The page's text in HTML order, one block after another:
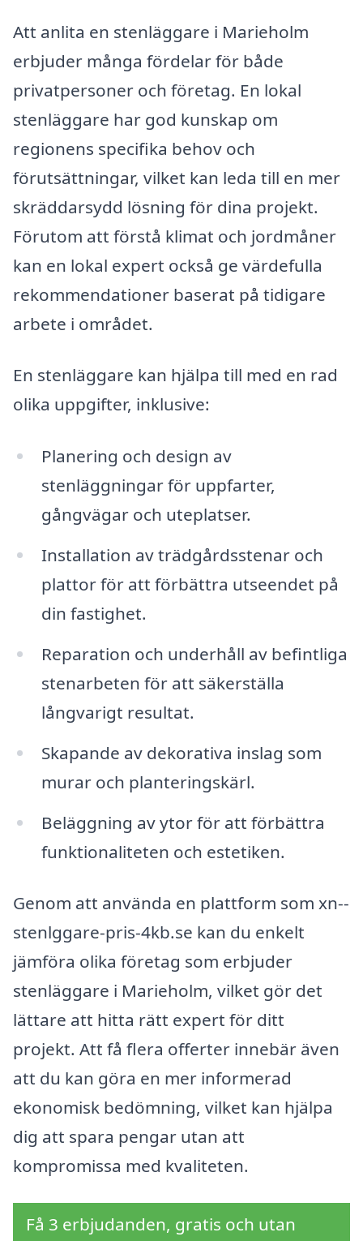
Att anlita en stenläggare i Marieholm
erbjuder många fördelar för både
privatpersoner och företag. En lokal
stenläggare har god kunskap om
regionens specifika behov och
förutsättningar, vilket kan leda till en mer
skräddarsydd lösning för dina projekt.
Förutom att förstå klimat och jordmåner
kan en lokal expert också ge värdefulla
rekommendationer baserat på tidigare
arbete i området.
En stenläggare kan hjälpa till med en rad
olika uppgifter, inklusive:
Planering och design av
stenläggningar för uppfarter,
gångvägar och uteplatser.
Installation av trädgårdsstenar och
plattor för att förbättra utseendet på
din fastighet.
Reparation och underhåll av befintliga
stenarbeten för att säkerställa
långvarigt resultat.
Skapande av dekorativa inslag som
murar och planteringskärl.
Beläggning av ytor för att förbättra
funktionaliteten och estetiken.
Genom att använda en plattform som xn--
stenlggare-pris-4kb.se kan du enkelt
jämföra olika företag som erbjuder
stenläggare i Marieholm, vilket gör det
lättare att hitta rätt expert för ditt
projekt. Att få flera offerter innebär även
att du kan göra en mer informerad
ekonomisk bedömning, vilket kan hjälpa
dig att spara pengar utan att
kompromissa med kvaliteten.
Få 3 erbjudanden, gratis och utan